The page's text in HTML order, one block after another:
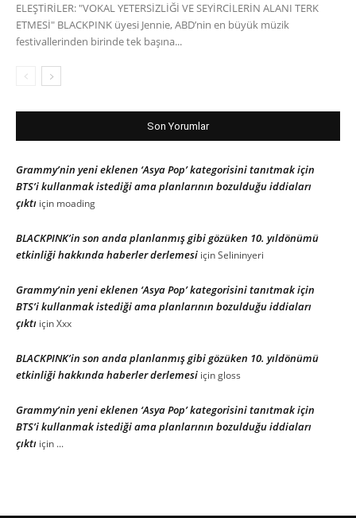
ELEŞTİRİLER: "VOKAL YETERSİZLİĞİ VE SEYİRCİLERİN ALANI TERK
ETMESİ" BLACKPINK üyesi Jennie, ABD’nin en büyük müzik
festivallerinden birinde tek başına...
Son Yorumlar
Grammy’nin yeni eklenen ‘Asya Pop’ kategorisini tanıtmak için
BTS’i kullanmak istediği ama planlarının bozulduğu iddiaları
çıktı için moading
BLACKPINK’in son anda planlanmış gibi gözüken 10. yıldönümü
etkinliği hakkında haberler derlemesi içinSelininyeri
Grammy’nin yeni eklenen ‘Asya Pop’ kategorisini tanıtmak için
BTS’i kullanmak istediği ama planlarının bozulduğu iddiaları
çıktı içinXxx
BLACKPINK’in son anda planlanmış gibi gözüken 10. yıldönümü
etkinliği hakkında haberler derlemesi içingloss
Grammy’nin yeni eklenen ‘Asya Pop’ kategorisini tanıtmak için
BTS’i kullanmak istediği ama planlarının bozulduğu iddiaları
çıktı için ...